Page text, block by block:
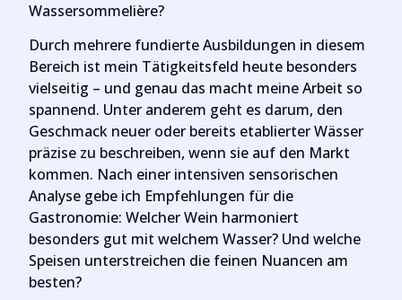
Wassersommelière?
Durch mehrere fundierte Ausbildungen in diesem
Bereich ist mein Tätigkeitsfeld heute besonders
vielseitig – und genau das macht meine Arbeit so
spannend. Unter anderem geht es darum, den
Geschmack neuer oder bereits etablierter Wässer
präzise zu beschreiben, wenn sie auf den Markt
kommen. Nach einer intensiven sensorischen
Analyse gebe ich Empfehlungen für die
Gastronomie: Welcher Wein harmoniert
besonders gut mit welchem Wasser? Und welche
Speisen unterstreichen die feinen Nuancen am
besten?